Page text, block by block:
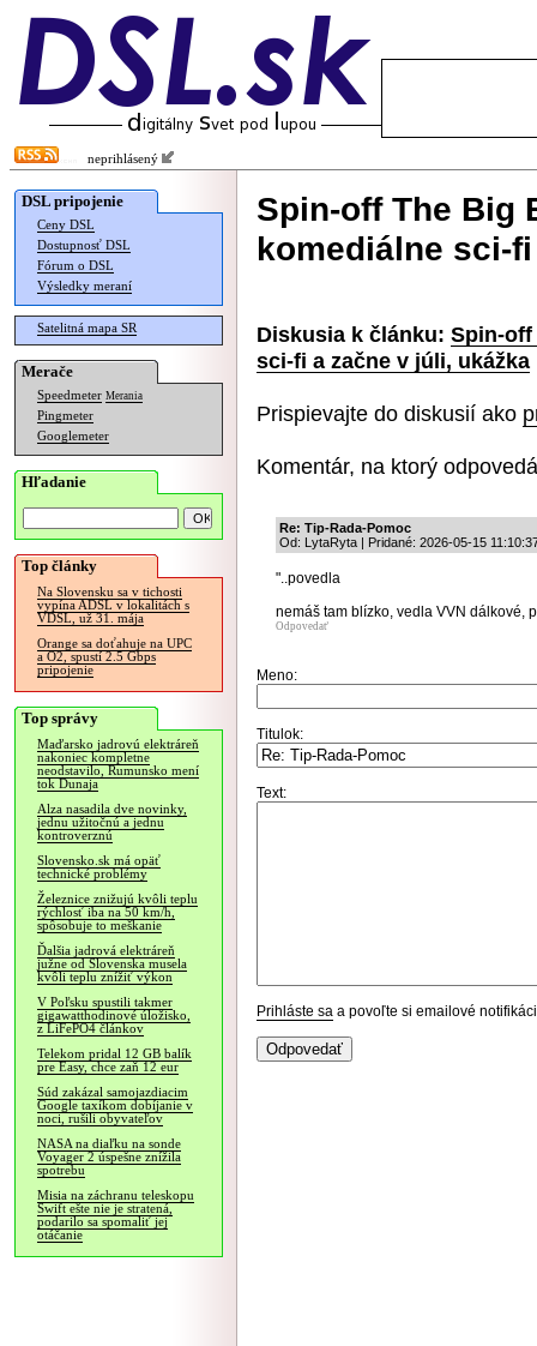
neprihlásený
DSL pripojenie
Ceny DSL
Dostupnosť DSL
Fórum o DSL
Výsledky meraní
Satelitná mapa SR
Merače
Speedmeter Merania
Pingmeter
Googlemeter
Hľadanie
Top články
Na Slovensku sa v tichosti
vypína ADSL v lokalitách s
VDSL, už 31. mája
Orange sa doťahuje na UPC
a O2, spustí 2.5 Gbps
pripojenie
Top správy
Maďarsko jadrovú elektráreň
nakoniec kompletne
neodstavilo, Rumunsko mení
tok Dunaja
Alza nasadila dve novinky,
jednu užitočnú a jednu
kontroverznú
Slovensko.sk má opäť
technické problémy
Železnice znižujú kvôli teplu
rýchlosť iba na 50 km/h,
spôsobuje to meškanie
Ďalšia jadrová elektráreň
južne od Slovenska musela
kvôli teplu znížiť výkon
V Poľsku spustili takmer
gigawatthodinové úložisko,
z LiFePO4 článkov
Telekom pridal 12 GB balík
pre Easy, chce zaň 12 eur
Súd zakázal samojazdiacim
Google taxíkom dobíjanie v
noci, rušili obyvateľov
NASA na diaľku na sonde
Voyager 2 úspešne znížila
spotrebu
Misia na záchranu teleskopu
Swift ešte nie je stratená,
podarilo sa spomaliť jej
otáčanie
Spin-off The Big
komediálne sci-
Diskusia k článku: Spin-off
sci-fi a začne v júli, ukážka
Prispievajte do diskusií ako
Komentár, na ktorý
Re: Tip-Rada-Pomoc
Od: LytaRyta | Pridané: 2026-05-15
"..povedla
nemáš tam blízko, vedla VVN dálkové,
Odpovedať
Meno:
Titulok:
Text:
Prihláste sa a povoľte si emailové